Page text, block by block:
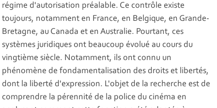
régime d'autorisation préalable. Ce contrôle existe
toujours, notamment en France, en Belgique, en Grande-
Bretagne, au Canada et en Australie. Pourtant, ces
systèmes juridiques ont beaucoup évolué au cours du
vingtième siècle. Notamment, ils ont connu un
phénomène de fondamentalisation des droits et libertés,
dont la liberté d'expression. L'objet de la recherche est de
comprendre la pérennité de la police du cinéma en